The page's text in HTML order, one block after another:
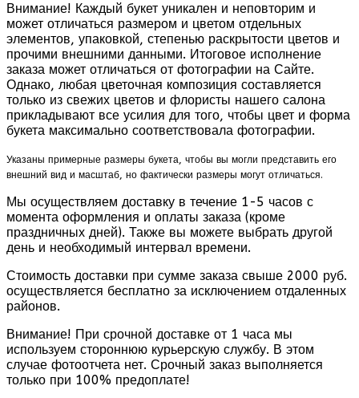
Внимание! Каждый букет уникален и неповторим и
может отличаться размером и цветом отдельных
элементов, упаковкой, степенью раскрытости цветов и
прочими внешними данными. Итоговое исполнение
заказа может отличаться от фотографии на Сайте.
Однако, любая цветочная композиция составляется
только из свежих цветов и флористы нашего салона
прикладывают все усилия для того, чтобы цвет и форма
букета максимально соответствовала фотографии.
Указаны примерные размеры букета, чтобы вы могли представить его
внешний вид и масштаб, но фактически размеры могут отличаться.
Мы осуществляем доставку в течение 1-5 часов с
момента оформления и оплаты заказа (кроме
праздничных дней). Также вы можете выбрать другой
день и необходимый интервал времени.
Стоимость доставки при сумме заказа свыше 2000 руб.
осуществляется бесплатно за исключением отдаленных
районов.
Внимание! При срочной доставке от 1 часа мы
используем стороннюю курьерскую службу. В этом
случае фотоотчета нет. Срочный заказ выполняется
только при 100% предоплате!